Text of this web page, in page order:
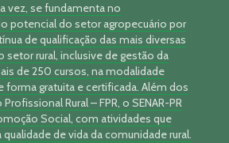
vez, se fundamenta no
potencial do setor agropecuário por
de qualificação das mais diversas
setor rural, inclusive de gestão da
de 250 cursos, na modalidade
forma gratuita e certificada. Além dos
Rural – FPR, o SENAR-PR
Social, com atividades que
de vida da comunidade rural.